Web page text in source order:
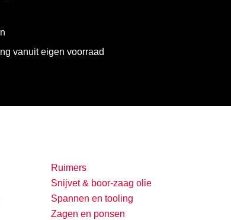
vanuit eigen voorraad
Ruimers
Snijvet & boor-zaag olie
Spannen en tooling
Zagen en ponsen